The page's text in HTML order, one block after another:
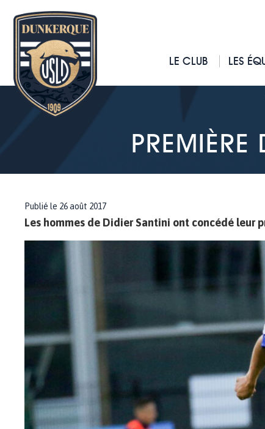
LE CLUB LES
PREMIÈRE
Publié le 26 août 2017
Les hommes de Didier Santini ont concédé leur